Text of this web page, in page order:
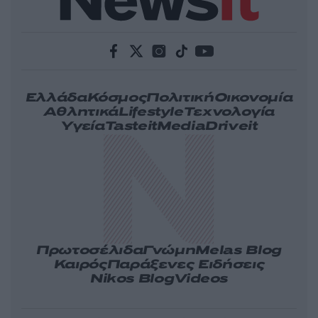
ΕλλάδαΚόσμοςΠολιτικήΟικονομία
ΑθλητικάLifestyleΤεχνολογία
ΥγείαTasteitMediaDriveit
ΠρωτοσέλιδαΓνώμηMelas Blog
ΚαιρόςΠαράξενες Ειδήσεις
Nikos BlogVideos